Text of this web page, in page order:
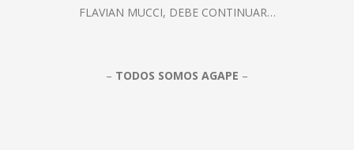
FLAVIAN MUCCI, DEBE CONTINUAR…
– TODOS SOMOS AGAPE –